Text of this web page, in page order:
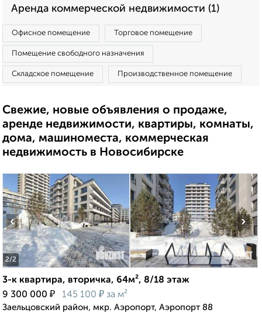
Аренда коммерческой недвижимости (1)
Офисное помещение Торговое помещение
Помещение свободного назначения
Складское помещение Производственное помещение
Свежие, новые объявления о продаже,
аренде недвижимости, квартиры, комнаты,
дома, машиноместа, коммерческая
недвижимость в Новосибирске
2/2
‹ ›
3-к квартира, вторичка, 64м², 8/18 этаж
9 300 000 ₽ 145 100 ₽ за м²
Заельцовский район, мкр. Аэропорт, Аэропорт 88